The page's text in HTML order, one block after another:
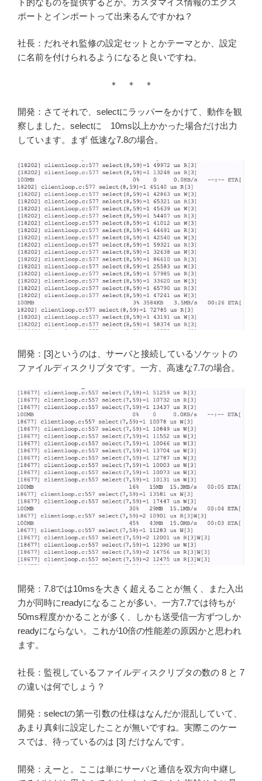
ト的なものを提供するとか。カスタマイズ情報のエクス
ポートとインポートって出来るんですかね？
社長：だれそれ監修の設定セットとかテーマとか、設定
に名前を付けられるようになると良いですね。
＊ ＊ ＊
開発：さてそれで、selectにラッパーをかけて、動作を観
察しました。selectに 10ms以上かかった場合だけ出力
しています。まず 低速な7.8の場合。
開発：[3]というのは、サーバと接続しているソケットの
ファイルディスクリプタです。一方、高速な7.7の場合。
開発：7.8では10msを大きく超えることが無く、また入出
力が同時にreadyになることが多い。一方7.7では待ちが
50ms程度かかることが多く、しかも送受信一方ずつしか
readyにならない。これが10倍の性能差の原因かと思われ
ます。
社長：監視しているファイルディスクリプタの数の 8 と 7
の違いは何でしょう？
開発：selectの第一引数の仕様はなんだか混乱していて、
あまり真剣に設定したことが無いですね。実際このケー
スでは、待っているのは [3] だけなんです。
開発：えーと。ここは単にサーバと通信を双方向中継し